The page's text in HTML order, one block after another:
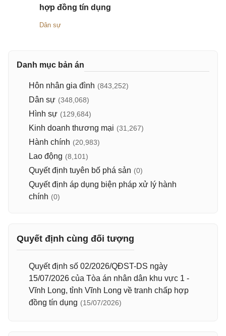
hợp đồng tín dụng
Dân sự
Danh mục bản án
Hôn nhân gia đình (843,252)
Dân sự (348,068)
Hình sự (129,684)
Kinh doanh thương mại (31,267)
Hành chính (20,983)
Lao động (8,101)
Quyết định tuyên bố phá sản (0)
Quyết định áp dụng biện pháp xử lý hành
chính (0)
Quyết định cùng đối tượng
Quyết định số 02/2026/QĐST-DS ngày
15/07/2026 của Tòa án nhân dân khu vực 1 -
Vĩnh Long, tỉnh Vĩnh Long về tranh chấp hợp
đồng tín dụng (15/07/2026)